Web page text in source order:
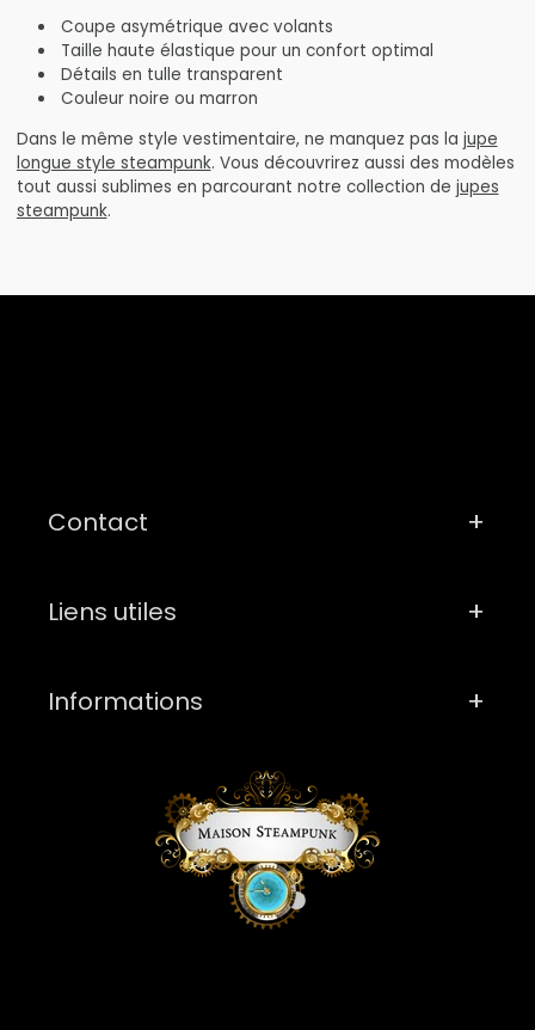
Coupe asymétrique avec volants
Taille haute élastique pour un confort optimal
Détails en tulle transparent
Couleur noire ou marron
Dans le même style vestimentaire, ne manquez pas la jupe
longue style steampunk. Vous découvrirez aussi des modèles
tout aussi sublimes en parcourant notre collection de jupes
steampunk.
Contact
Liens utiles
Informations